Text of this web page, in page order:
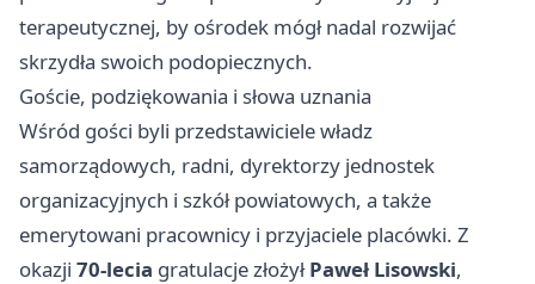
terapeutycznej, by ośrodek mógł nadal rozwijać
skrzydła swoich podopiecznych.
Goście, podziękowania i słowa uznania
Wśród gości byli przedstawiciele władz
samorządowych, radni, dyrektorzy jednostek
organizacyjnych i szkół powiatowych, a także
emerytowani pracownicy i przyjaciele placówki. Z
okazji 70-lecia gratulacje złożyłPaweł Lisowski,